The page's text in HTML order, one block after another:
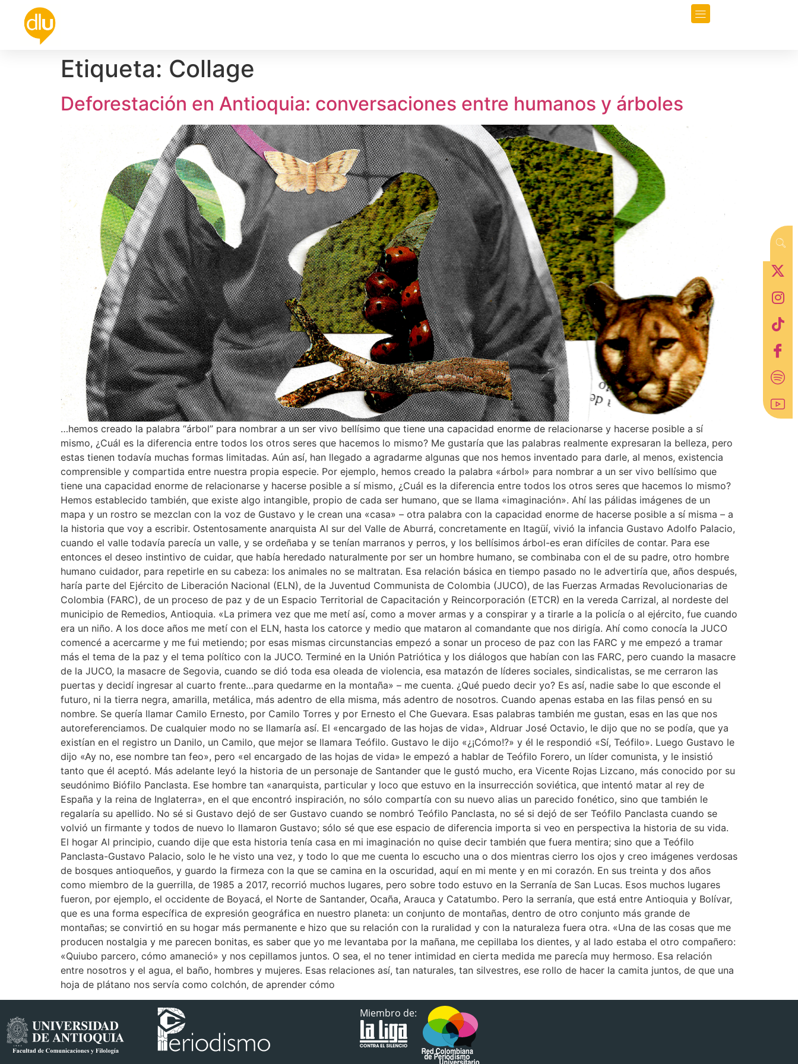
Etiqueta: Collage
Deforestación en Antioquia: conversaciones entre humanos y árboles
…hemos creado la palabra “árbol” para nombrar a un ser vivo bellísimo que tiene una capacidad enorme de relacionarse y hacerse posible a sí
mismo, ¿Cuál es la diferencia entre todos los otros seres que hacemos lo mismo? Me gustaría que las palabras realmente expresaran la belleza, pero
estas tienen todavía muchas formas limitadas. Aún así, han llegado a agradarme algunas que nos hemos inventado para darle, al menos, existencia
comprensible y compartida entre nuestra propia especie. Por ejemplo, hemos creado la palabra «árbol» para nombrar a un ser vivo bellísimo que
tiene una capacidad enorme de relacionarse y hacerse posible a sí mismo, ¿Cuál es la diferencia entre todos los otros seres que hacemos lo mismo?
Hemos establecido también, que existe algo intangible, propio de cada ser humano, que se llama «imaginación». Ahí las pálidas imágenes de un
mapa y un rostro se mezclan con la voz de Gustavo y le crean una «casa» – otra palabra con la capacidad enorme de hacerse posible a sí misma – a
la historia que voy a escribir. Ostentosamente anarquista Al sur del Valle de Aburrá, concretamente en Itagüí, vivió la infancia Gustavo Adolfo Palacio,
cuando el valle todavía parecía un valle, y se ordeñaba y se tenían marranos y perros, y los bellísimos árbol-es eran difíciles de contar. Para ese
entonces el deseo instintivo de cuidar, que había heredado naturalmente por ser un hombre humano, se combinaba con el de su padre, otro hombre
humano cuidador, para repetirle en su cabeza: los animales no se maltratan. Esa relación básica en tiempo pasado no le advertiría que, años después,
haría parte del Ejército de Liberación Nacional (ELN), de la Juventud Communista de Colombia (JUCO), de las Fuerzas Armadas Revolucionarias de
Colombia (FARC), de un proceso de paz y de un Espacio Territorial de Capacitación y Reincorporación (ETCR) en la vereda Carrizal, al nordeste del
municipio de Remedios, Antioquia. «La primera vez que me metí así, como a mover armas y a conspirar y a tirarle a la policía o al ejército, fue cuando
era un niño. A los doce años me metí con el ELN, hasta los catorce y medio que mataron al comandante que nos dirigía. Ahí como conocía la JUCO
comencé a acercarme y me fui metiendo; por esas mismas circunstancias empezó a sonar un proceso de paz con las FARC y me empezó a tramar
más el tema de la paz y el tema político con la JUCO. Terminé en la Unión Patriótica y los diálogos que habían con las FARC, pero cuando la masacre
de la JUCO, la masacre de Segovia, cuando se dió toda esa oleada de violencia, esa matazón de líderes sociales, sindicalistas, se me cerraron las
puertas y decidí ingresar al cuarto frente…para quedarme en la montaña» – me cuenta. ¿Qué puedo decir yo? Es así, nadie sabe lo que esconde el
futuro, ni la tierra negra, amarilla, metálica, más adentro de ella misma, más adentro de nosotros. Cuando apenas estaba en las filas pensó en su
nombre. Se quería llamar Camilo Ernesto, por Camilo Torres y por Ernesto el Che Guevara. Esas palabras también me gustan, esas en las que nos
autoreferenciamos. De cualquier modo no se llamaría así. El «encargado de las hojas de vida», Aldruar José Octavio, le dijo que no se podía, que ya
existían en el registro un Danilo, un Camilo, que mejor se llamara Teófilo. Gustavo le dijo «¿¡Cómo!?» y él le respondió «Sí, Teófilo». Luego Gustavo le
dijo «Ay no, ese nombre tan feo», pero «el encargado de las hojas de vida» le empezó a hablar de Teófilo Forero, un líder comunista, y le insistió
tanto que él aceptó. Más adelante leyó la historia de un personaje de Santander que le gustó mucho, era Vicente Rojas Lizcano, más conocido por su
seudónimo Biófilo Panclasta. Ese hombre tan «anarquista, particular y loco que estuvo en la insurrección soviética, que intentó matar al rey de
España y la reina de Inglaterra», en el que encontró inspiración, no sólo compartía con su nuevo alias un parecido fonético, sino que también le
regalaría su apellido. No sé si Gustavo dejó de ser Gustavo cuando se nombró Teófilo Panclasta, no sé si dejó de ser Teófilo Panclasta cuando se
volvió un firmante y todos de nuevo lo llamaron Gustavo; sólo sé que ese espacio de diferencia importa si veo en perspectiva la historia de su vida.
El hogar Al principio, cuando dije que esta historia tenía casa en mi imaginación no quise decir también que fuera mentira; sino que a Teófilo
Panclasta-Gustavo Palacio, solo le he visto una vez, y todo lo que me cuenta lo escucho una o dos mientras cierro los ojos y creo imágenes verdosas
de bosques antioqueños, y guardo la firmeza con la que se camina en la oscuridad, aquí en mi mente y en mi corazón. En sus treinta y dos años
como miembro de la guerrilla, de 1985 a 2017, recorrió muchos lugares, pero sobre todo estuvo en la Serranía de San Lucas. Esos muchos lugares
fueron, por ejemplo, el occidente de Boyacá, el Norte de Santander, Ocaña, Arauca y Catatumbo. Pero la serranía, que está entre Antioquia y Bolívar,
que es una forma específica de expresión geográfica en nuestro planeta: un conjunto de montañas, dentro de otro conjunto más grande de
montañas; se convirtió en su hogar más permanente e hizo que su relación con la ruralidad y con la naturaleza fuera otra. «Una de las cosas que me
producen nostalgia y me parecen bonitas, es saber que yo me levantaba por la mañana, me cepillaba los dientes, y al lado estaba el otro compañero:
«Quiubo parcero, cómo amaneció» y nos cepillamos juntos. O sea, el no tener intimidad en cierta medida me parecía muy hermoso. Esa relación
entre nosotros y el agua, el baño, hombres y mujeres. Esas relaciones así, tan naturales, tan silvestres, ese rollo de hacer la camita juntos, de que una
hoja de plátano nos servía como colchón, de aprender cómo
Miembro de: